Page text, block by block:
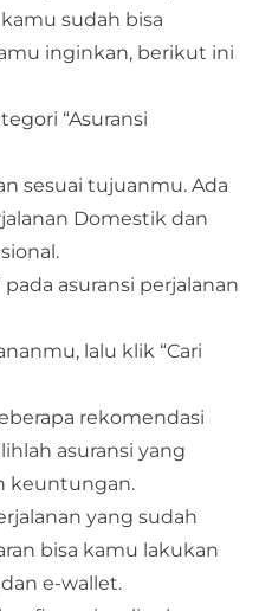
sudah bisa
inginkan, berikut ini
“Asuransi
sesuai tujuanmu. Ada
Domestik dan
pada asuransi perjalanan
lalu klik “Cari
rekomendasi
asuransi yang
keuntungan.
yang sudah
bisa kamu lakukan
e-wallet.